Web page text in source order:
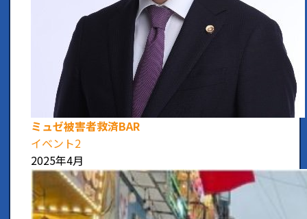
ミュゼ被害者救済BAR
イベント2
2025年4月